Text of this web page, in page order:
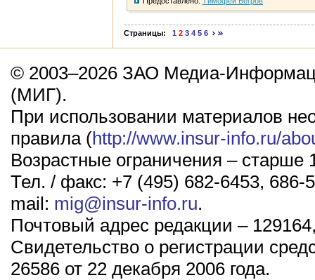
Страницы: 1 2 3 4 5 6
© 2003–2026 ЗАО Медиа-
(МИГ).
При использовании материалов
правила (http://www.insur-info.ru/
Возрастные ограничения – старше
Тел. / факс: +7 (495) 682-6453, 686-
mail: mig@insur-info.ru.
Почтовый адрес редакции –
Свидетельство о регистрации
26586 от 22 декабря 2006 года.